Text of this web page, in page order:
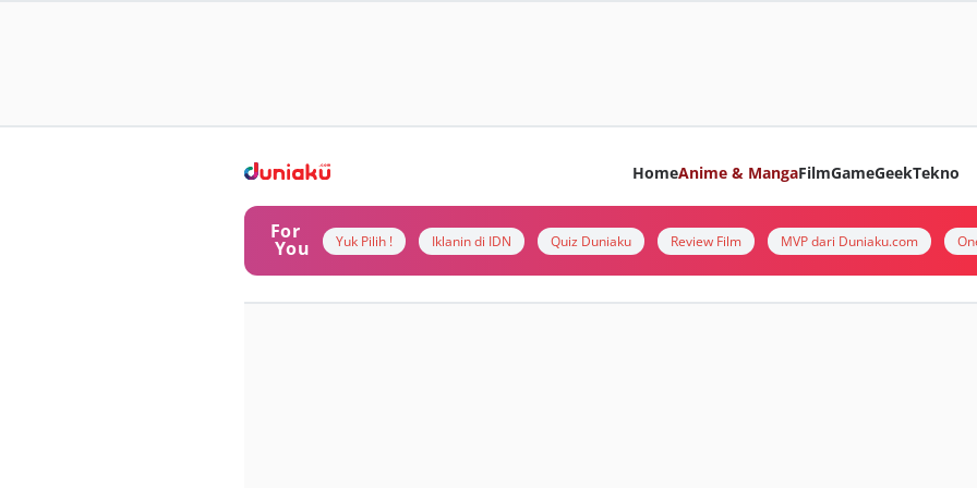
HomeAnime & MangaFilmGameGeekTekno
For
You Yuk Pilih ! Iklanin di IDN Quiz Duniaku Review Film MVP dari Duniaku.com